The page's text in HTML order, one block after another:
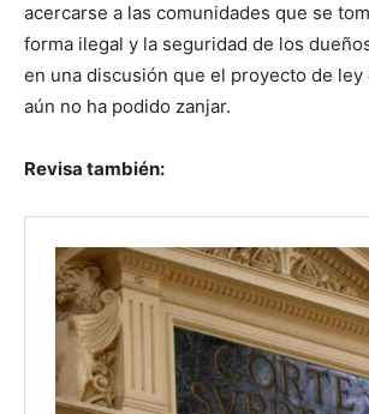
acercarse a las comunidades que se
forma ilegal y la seguridad de los
en una discusión que el proyecto de ley
aún no ha podido zanjar.
Revisa también: